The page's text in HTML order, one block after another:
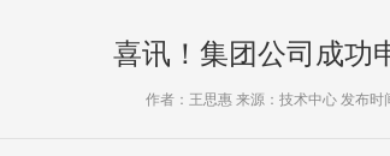
喜讯！集团公司成功
作者：王思惠 来源：技术中心 发布时